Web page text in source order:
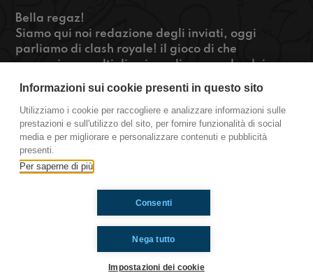
Bella regaz!
Siamo qui noi redazione degli inviati, oggi
parliamo di clash royale! il gioco di che
appassiona molti di noi, parliamo anche dei
per scoprire il resto ascoltate la puntata! Stay
tuned!
https://www.radioimmaginaria.it
Inviati
Ti è piaciuto? Condividilo!
Informazioni sui cookie presenti in questo sito
Utilizziamo i cookie per raccogliere e analizzare informazioni sulle
prestazioni e sull'utilizzo del sito, per fornire funzionalità di social
media e per migliorare e personalizzare contenuti e pubblicità
presenti.
Per saperne di più
Nega tutto
Consenti
Impostazioni dei cookie